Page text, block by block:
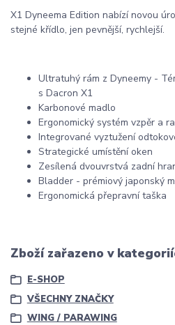
X1 Dyneema Edition nabízí novou
stejné křídlo, jen pevnější, rychlejší.
Ultratuhý rám z Dyneemy -
s Dacron X1
Karbonové madlo
Ergonomický systém vzpěr a
Integrované vyztužení
Strategické umístění oken
Zesílená dvouvrstvá zadní
Bladder - prémiový japonský
Ergonomická přepravní taška
Zboží zařazeno v
E-SHOP
VŠECHNY ZNAČKY
WING / PARAWING